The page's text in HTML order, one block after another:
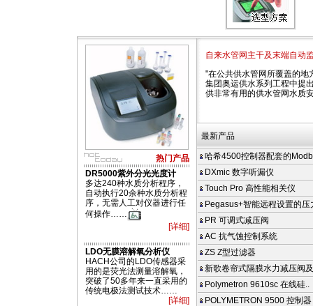
热门产品
DR5000紫外分光光度计
多达240种水质分析程序，
自动执行20余种水质分析程
序，无需人工对仪器进行任
何操作……
[详细]
LDO无膜溶解氧分析仪
HACH公司的LDO传感器采
用的是荧光法测量溶解氧，
突破了50多年来一直采用的
传统电极法测试技术……
[详细]
自来水管网主干及末端自动
"在公共供水管网所覆盖的地
集团奥运供水系列工程中提
供非常有用的供水管网水质
最新产品
哈希4500控制器配套的
DXmic 数字听漏仪
Touch Pro 高性能相关仪
Pegasus+智能远程设置的压
PR 可调式减压阀
AC 抗气蚀控制系统
ZS Z型过滤器
新歌卷帘式隔膜水力减压阀
Polymetron 9610sc 在线硅..
POLYMETRON 9500 控制器